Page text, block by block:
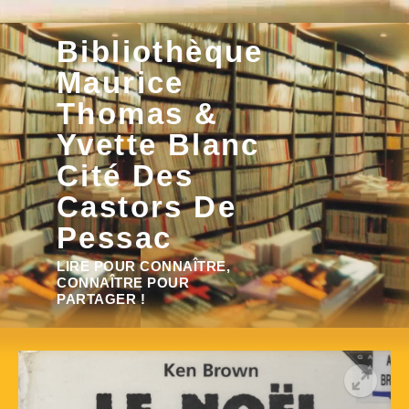
Aller
au
contenuBibliothèque
Maurice
Thomas &
Yvette Blanc
Cité Des
Castors De
Pessac
LIRE POUR CONNAÎTRE,
CONNAÎTRE POUR
PARTAGER !
Rechercher :